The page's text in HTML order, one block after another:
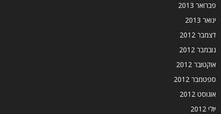
פברואר 2013
ינואר 2013
דצמבר 2012
נובמבר 2012
אוקטובר 2012
ספטמבר 2012
אוגוסט 2012
יולי 2012